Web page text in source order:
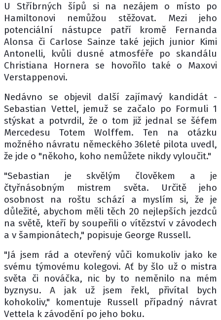
U Stříbrných šípů si na nezájem o místo po
Hamiltonovi nemůžou stěžovat. Mezi jeho
potenciální nástupce patří kromě Fernanda
Alonsa či Carlose Sainze také jejich junior Kimi
Antonelli, kvůli dusné atmosféře po skandálu
Christiana Hornera se hovořilo také o Maxovi
Verstappenovi.
Nedávno se objevil další zajímavý kandidát -
Sebastian Vettel, jemuž se začalo po Formuli 1
stýskat a potvrdil, že o tom již jednal se šéfem
Mercedesu Totem Wolffem. Ten na otázku
možného návratu německého 36leté pilota uvedl,
že jde o "někoho, koho nemůžete nikdy vyloučit."
"Sebastian je skvělým člověkem a je
čtyřnásobným mistrem světa. Určitě jeho
osobnost na roštu schází a myslím si, že je
důležité, abychom měli těch 20 nejlepších jezdců
na světě, kteří by soupeřili o vítězství v závodech
a v šampionátech," popisuje George Russell.
"Já jsem rád a otevřený vůči komukoliv jako ke
svému týmovému kolegovi. Ať by šlo už o mistra
světa či nováčka, nic by to neměnilo na mém
byznysu. A jak už jsem řekl, přivítal bych
kohokoliv," komentuje Russell případný návrat
Vettela k závodění po jeho boku.